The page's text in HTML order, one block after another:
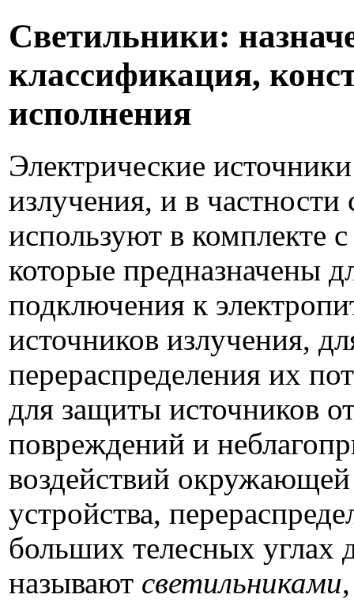
Светильники:
классификация,
исполнения
Электрические
излучения, и в частности
используют в комплекте
которые предназначены
подключения к
источников излучения,
перераспределения их
для защиты источников
повреждений и
воздействий
устройства,
больших телесных углах
называют светильниками